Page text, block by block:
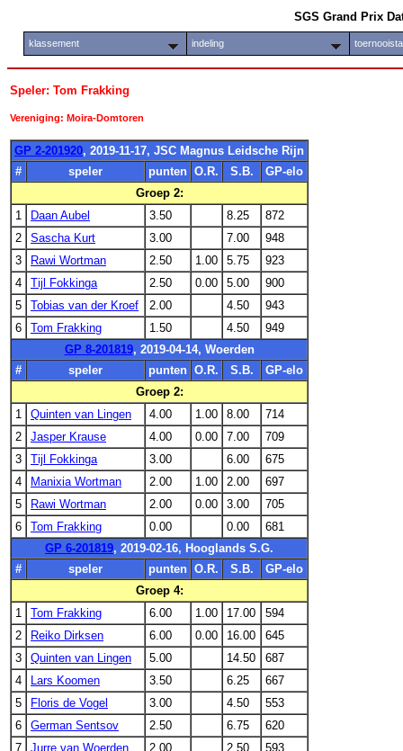
SGS Grand Prix
klassement indeling
Speler: Tom Frakking
Vereniging: Moira-Domtoren
GP 2-201920, 2019-11-17, JSC Magnus Leidsche Rijn
#
speler punten O.R. S.B.
GP-elo
Groep 2:
1
Daan Aubel 3.50 8.25
872
2
Sascha Kurt 3.00 7.00
948
3
Rawi Wortman 2.50 1.00 5.75
923
4
Tijl Fokkinga 2.50 0.00 5.00
900
5
Tobias van der Kroef 2.00 4.50
943
6
Tom Frakking 1.50 4.50
949
GP 8-201819, 2019-04-14, Woerden
#
speler punten O.R. S.B.
GP-elo
Groep 2:
1
Quinten van Lingen 4.00 1.00 8.00
714
2
Jasper Krause 4.00 0.00 7.00
709
3
Tijl Fokkinga 3.00 6.00
675
4
Manixia Wortman 2.00 1.00 2.00
697
5
Rawi Wortman 2.00 0.00 3.00
705
6
Tom Frakking 0.00 0.00
681
GP 6-201819, 2019-02-16, Hooglands S.G.
#
speler punten O.R. S.B.
GP-elo
Groep 4:
1
Tom Frakking 6.00 1.00 17.00
594
2
Reiko Dirksen 6.00 0.00 16.00
645
3
Quinten van Lingen 5.00 14.50
687
4
Lars Koomen 3.50 6.25
667
5
Floris de Vogel 3.00 4.50
553
6
German Sentsov 2.50 6.75
620
7
Jurre van Woerden 2.00 2.50
593